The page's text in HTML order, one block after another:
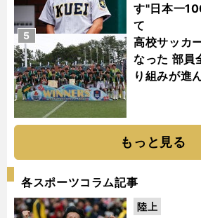
す"日本一
て
高校サッカ
なった 部員
り組みが進
5
もっと見る
各スポーツコラム記事
陸上